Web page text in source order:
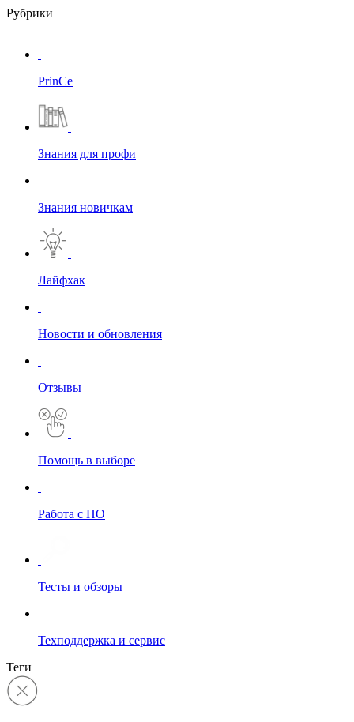
Рубрики
PrinCe
Знания для профи
Знания новичкам
Лайфхак
Новости и обновления
Отзывы
Помощь в выборе
Работа с ПО
Тесты и обзоры
Техподдержка и сервис
Теги